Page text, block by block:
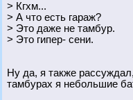
> Кгхм...
> А что есть гараж?
> Это даже не тамбур.
> Это гипер- сени.
Ну да, я также
тамбурах я небольшие